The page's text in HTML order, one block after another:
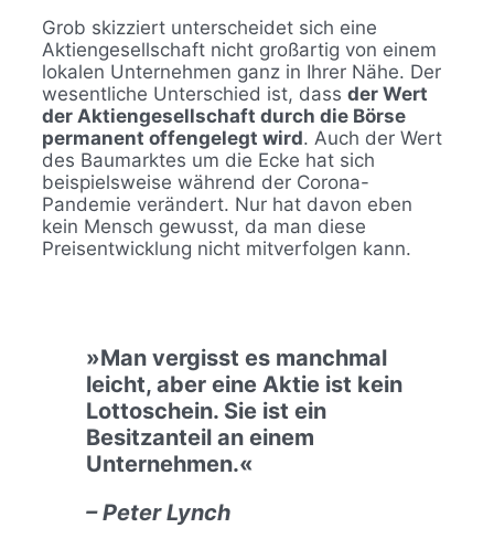
Grob skizziert unterscheidet sich eine
Aktiengesellschaft nicht großartig von einem
lokalen Unternehmen ganz in Ihrer Nähe. Der
wesentliche Unterschied ist, dass der Wert
der Aktiengesellschaft durch die Börse
permanent offengelegt wird. Auch der Wert
des Baumarktes um die Ecke hat sich
beispielsweise während der Corona-
Pandemie verändert. Nur hat davon eben
kein Mensch gewusst, da man diese
Preisentwicklung nicht mitverfolgen kann.
»Man vergisst es manchmal
leicht, aber eine Aktie ist kein
Lottoschein. Sie ist ein
Besitzanteil an einem
Unternehmen.«
– Peter Lynch